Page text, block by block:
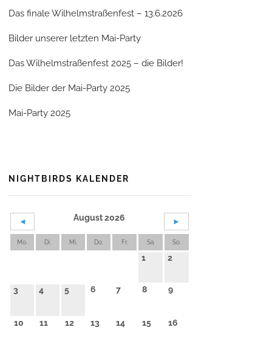
Das finale Wilhelmstraßenfest – 13.6.2026
Bilder unserer letzten Mai-Party
Das Wilhelmstraßenfest 2025 – die Bilder!
Die Bilder der Mai-Party 2025
Mai-Party 2025
NIGHTBIRDS KALENDER
◄ August 2026 ►
Mo. Di. Mi. Do. Fr. Sa. So.
1 2
3 4 5 6 7 8 9
10 11 12 13 14 15 16